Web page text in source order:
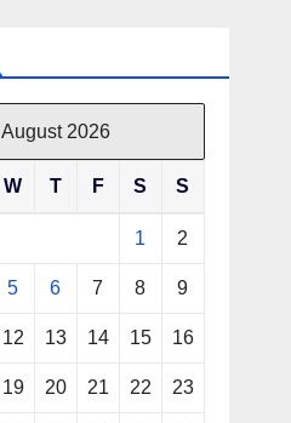
August 2026
W T F S S
1 2
5 6 7 8 9
12 13 14 15 16
19 20 21 22 23